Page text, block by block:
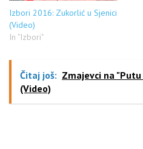
Izbori 2016: Zukorlić u Sjenici
(Video)
In "Izbori"
Čitaj još: Zmajevci na
(Video)